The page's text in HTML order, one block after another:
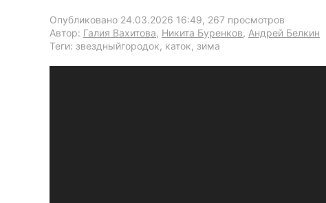
Опубликовано 24.03.2026 16:49, 267 просмотров
Автор: Галия Вахитова, Никита Буренков, Андрей Белкин
Теги: звездныйгородок, каток, зима